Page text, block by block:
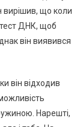
вирішив, що коли
ДНК, щоб
він виявився
він відходив
Нарешті,